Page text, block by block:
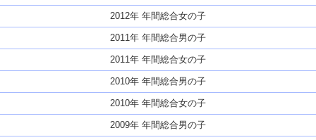
2012年 年間総合女の子
2011年 年間総合男の子
2011年 年間総合女の子
2010年 年間総合男の子
2010年 年間総合女の子
2009年 年間総合男の子